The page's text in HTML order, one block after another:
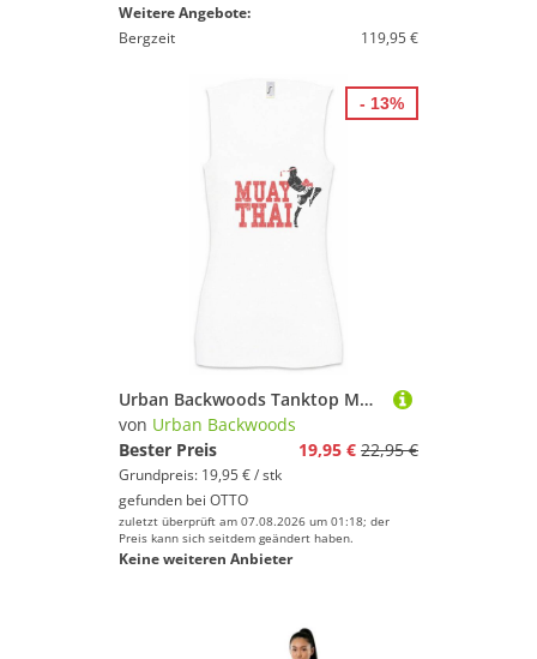
Weitere Angebote:
Bergzeit
119,95 €
Urban Backwoods Tanktop Muay Thai Fighter Ärmelloses Damen T-Shirt Martial Arts Kämpfer Thailand Kampfsport Kickboxen Kickboxing
von Urban Backwoods
Bester Preis
19,95 € 22,95 €
Grundpreis: 19,95 € / stk
gefunden bei OTTO
zuletzt überprüft am 07.08.2026 um 01:18; der
Preis kann sich seitdem geändert haben.
Keine weiteren Anbieter
- 13%